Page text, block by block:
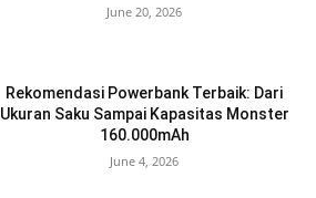
June 20, 2026
Rekomendasi Powerbank Terbaik: Dari
Ukuran Saku Sampai Kapasitas Monster
160.000mAh
June 4, 2026